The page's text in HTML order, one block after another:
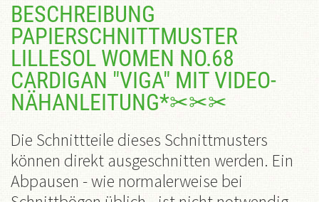
BESCHREIBUNG
PAPIERSCHNITTMUSTER
LILLESOL WOMEN NO.68
CARDIGAN "VIGA" MIT VIDEO-
NÄHANLEITUNG*✂✂✂
Die Schnittteile dieses Schnittmusters
können direkt ausgeschnitten werden. Ein
Abpausen - wie normalerweise bei